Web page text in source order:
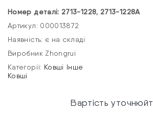
Номер деталі: 2713-1228, 2713-1228A
Артикул: 000013872
Наявність: є на складі
Виробник Zhongrui
Категорії: Ковші Інше
Ковші
Вартість